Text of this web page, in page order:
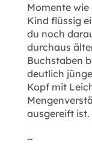
Momente wie
Kind flüssig
du noch
durchaus
Buchstaben
deutlich
Kopf mit
ausgereift ist.
…